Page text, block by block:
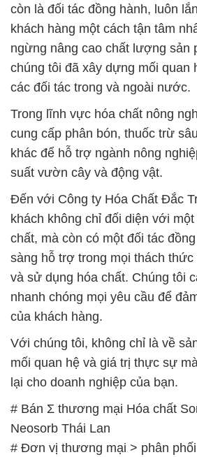
còn là đối tác đồng hành, luôn
khách hàng một cách tận tâm
ngừng nâng cao chất lượng sản
chúng tôi đã xây dựng mối quan
các đối tác trong và ngoài nước.
Trong lĩnh vực hóa chất nông
cung cấp phân bón, thuốc trừ
khác để hỗ trợ ngành nông
suất vườn cây và động vật.
Đến với Công ty Hóa Chất Đắc
khách không chỉ đối diện với
chất, mà còn có một đối tác
sàng hỗ trợ trong mọi thách
và sử dụng hóa chất. Chúng tôi
nhanh chóng mọi yêu cầu để
của khách hàng.
Với chúng tôi, không chỉ là về
mối quan hệ và giá trị thực sự
lại cho doanh nghiệp của bạn.
# Bán Σ thương mại Hóa chất
Neosorb Thái Lan
# Đơn vị thương mại > phân